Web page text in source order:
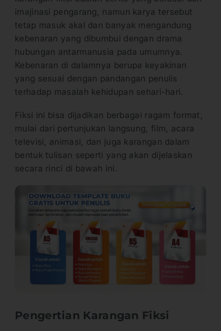
imajinasi pengarang, namun karya tersebut
tetap masuk akal dan banyak mengandung
kebenaran yang dibumbui dengan drama
hubungan antarmanusia pada umumnya.
Kebenaran di dalamnya berupa keyakinan
yang sesuai dengan pandangan penulis
terhadap masalah kehidupan sehari-hari.
Fiksi ini bisa dijadikan berbagai ragam format,
mulai dari pertunjukan langsung, film, acara
televisi, animasi, dan juga karangan dalam
bentuk tulisan seperti yang akan dijelaskan
secara rinci di bawah ini.
Pengertian Karangan Fiksi